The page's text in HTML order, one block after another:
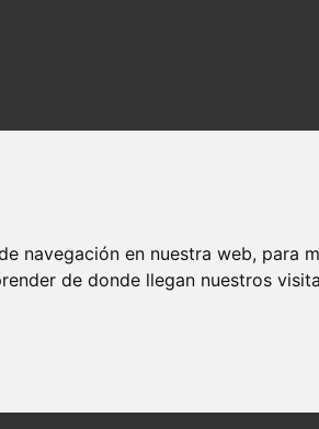
navegación en nuestra web, para
de donde llegan nuestros